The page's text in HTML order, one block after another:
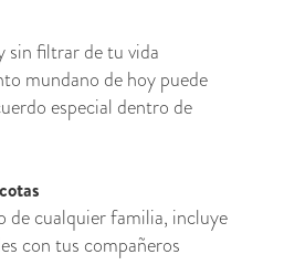
sin filtrar de tu vida
mundano de hoy puede
especial dentro de
de cualquier familia, incluye
con tus compañeros